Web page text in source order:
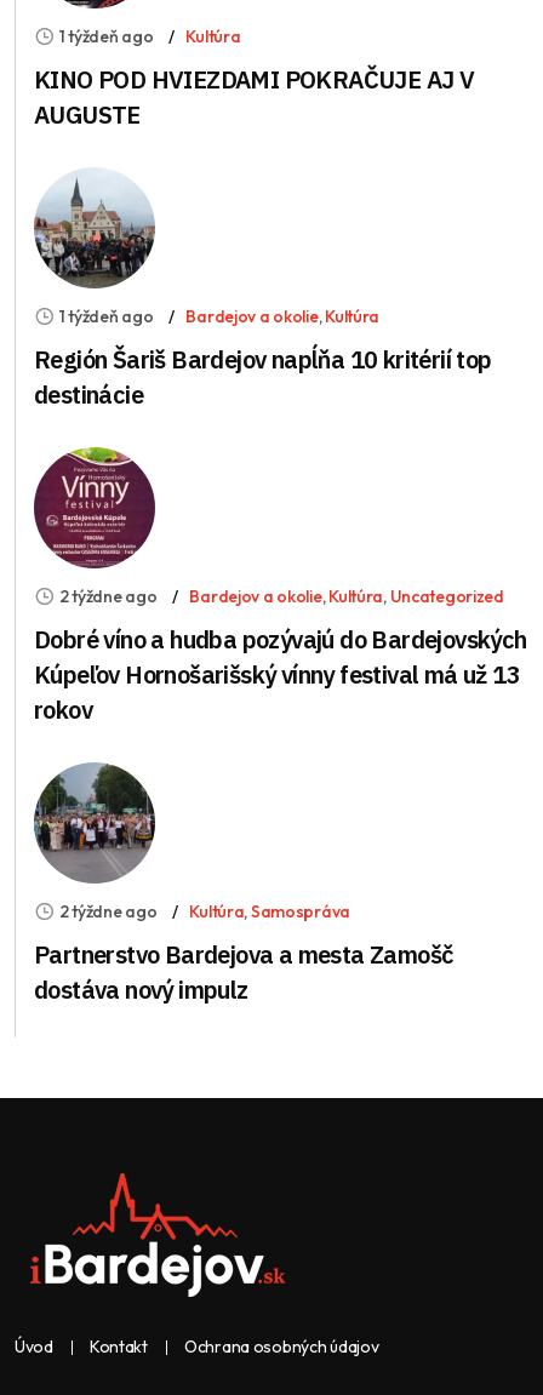
1 týždeň ago Kultúra
KINO POD HVIEZDAMI POKRAČUJE AJ V
AUGUSTE
1 týždeň ago Bardejov a okolie,Kultúra
Región Šariš Bardejov napĺňa 10 kritérií top
destinácie
2 týždne ago Bardejov a okolie,Kultúra, Uncategorized
Dobré víno a hudba pozývajú do Bardejovských
Kúpeľov Hornošarišský vínny festival má už 13
rokov
2 týždne ago Kultúra,Samospráva
Partnerstvo Bardejova a mesta Zamošč
dostáva nový impulz
Úvod Kontakt Ochrana osobných údajov